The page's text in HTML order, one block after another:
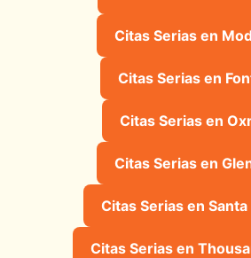
Citas Serias en
Citas Serias en
Citas Serias en
Citas Serias en
Citas Serias en
Citas Serias en